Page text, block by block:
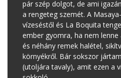
pár szép dolgot, de ami
a rengeteg szemét. A
vízeséstől és La Boquita
ember gyomra, ha nem
és néhány remek halétel,
környékről. Bár sokszor
(utoljára tavaly), amit ezen a